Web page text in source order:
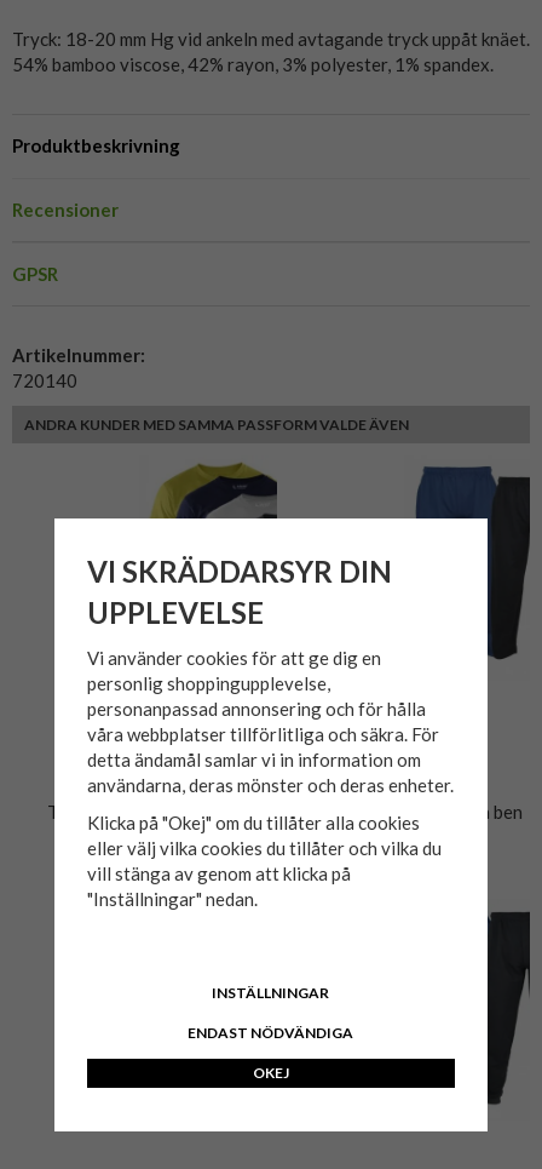
Produktbeskrivning
Recensioner
GPSR
Tryck: 18-20 mm Hg vid ankeln med avtagande tryck uppåt knäet.
54% bamboo viscose, 42% rayon, 3% polyester, 1% spandex.
Artikelnummer:
720140
ANDRA KUNDER MED SAMMA PASSFORM VALDE ÄVEN
T-shirt Blåkläder 3525
179 kr
Mjukisbyxa Haleman raka ben
VI SKRÄDDARSYR DIN
UPPLEVELSE
Vi använder cookies för att ge dig en
personlig shoppingupplevelse,
personanpassad annonsering och för hålla
våra webbplatser tillförlitliga och säkra. För
detta ändamål samlar vi in information om
användarna, deras mönster och deras enheter.
Klicka på "Okej" om du tillåter alla cookies
eller välj vilka cookies du tillåter och vilka du
vill stänga av genom att klicka på
"Inställningar" nedan.
INSTÄLLNINGAR
ENDAST NÖDVÄNDIGA
OKEJ